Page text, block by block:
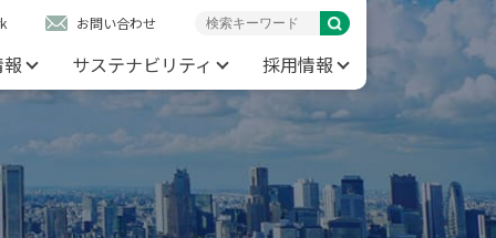
お問い合わせ
サステナビリティ 採用情報